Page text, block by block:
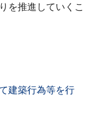
を推進していくこ
建築行為等を行